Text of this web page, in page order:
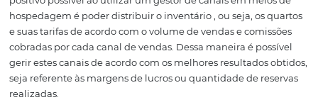
hotel maximizando a distribuição do produto para
canais de vendas diferentes. Ao adotar um gestor de
hotel, o profissional hoteleiro pode ampliar os canais de
do seu hotel, fazendo com que o hotel venda mais
aumente a ocupação e, por último melhorar as
sucesso como por exemplo taxa de ocupação. Outro